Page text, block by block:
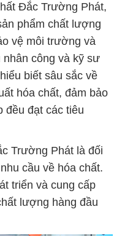
Đắc Trường Phát,
phẩm chất lượng
vệ môi trường và
công và kỹ sư
biết sâu sắc về
hóa chất, đảm bảo
đều đạt các tiêu
Trường Phát là đối
cầu về hóa chất.
triển và cung cấp
lượng hàng đầu